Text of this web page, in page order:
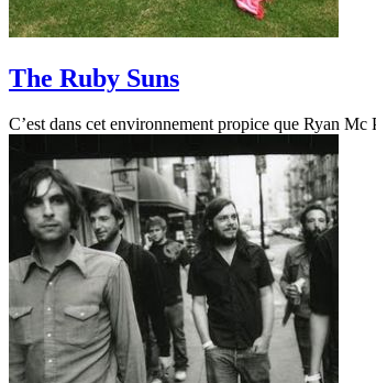
The Ruby Suns
C’est dans cet environnement propice que Ryan